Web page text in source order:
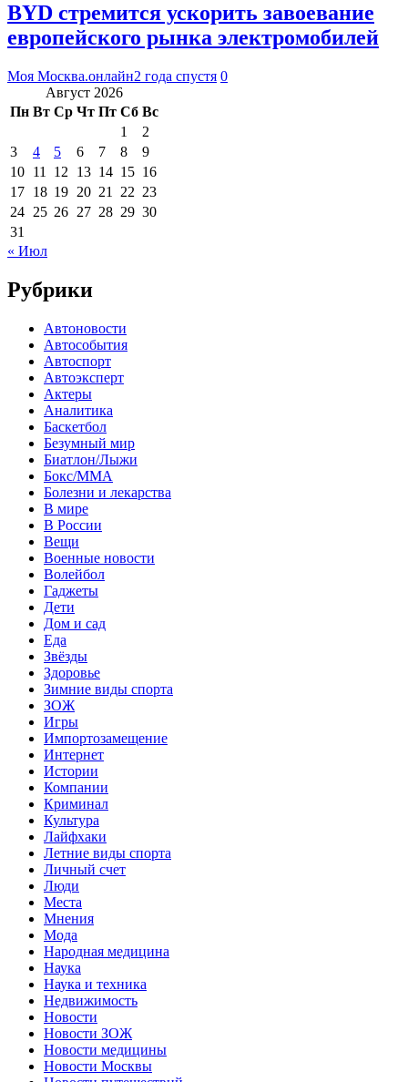
BYD стремится ускорить завоевание
европейского рынка электромобилей
Моя Москва.онлайн2 года спустя 0
Август 2026
Пн Вт Ср Чт Пт Сб Вс
1
2
3
4 5 6 7 8
9
10 11 12 13 14 15 16
17 18 19 20 21 22 23
24 25 26 27 28 29 30
31
« Июл
Рубрики
Автоновости
Автособытия
Автоспорт
Автоэксперт
Актеры
Аналитика
Баскетбол
Безумный мир
Биатлон/Лыжи
Бокс/MMA
Болезни и лекарства
В мире
В России
Вещи
Военные новости
Волейбол
Гаджеты
Дети
Дом и сад
Еда
Звёзды
Здоровье
Зимние виды спорта
ЗОЖ
Игры
Импортозамещение
Интернет
Истории
Компании
Криминал
Культура
Лайфхаки
Летние виды спорта
Личный счет
Люди
Места
Мнения
Мода
Народная медицина
Наука
Наука и техника
Недвижимость
Новости
Новости ЗОЖ
Новости медицины
Новости Москвы